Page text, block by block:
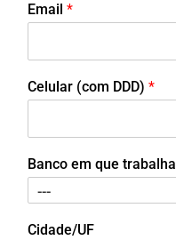
Email *
Celular (com DDD) *
Banco em que trabalha
Cidade/UF